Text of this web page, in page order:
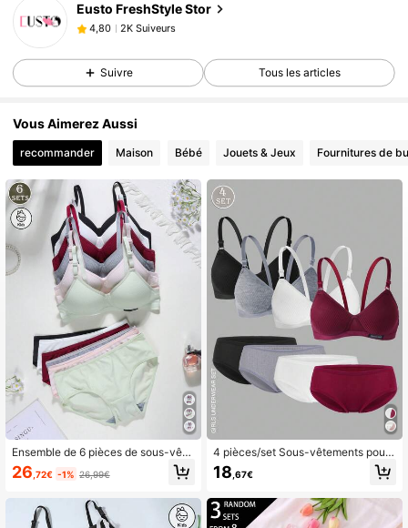
Eusto FreshStyle Stor
4,80
2K Suiveurs
b***i est en train de naviguer
4,80 2K Suiveurs
Suivre Tous les articles
Vous Aimerez Aussi
recommander Maison Bébé Jouets & Jeux Fournitures de
Ensemble de 6 pièces de sous-vête
ments pour filles, soutien-gorge tria
ngle confortable et culottes de coul
26 ,72€ -1% 26,99€
4 pièces/set Sous-vêtements pour
adolescentes en couleur unie côtel
és, comprenant un soutien-gorge tri
18 ,67€